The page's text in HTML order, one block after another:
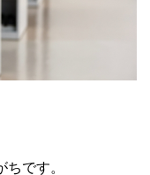
です。